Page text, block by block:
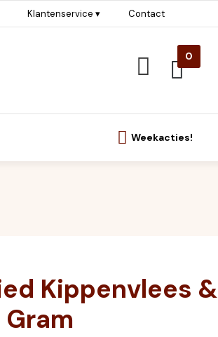
Klantenservice ▾ Contact
0
Weekacties!
Kippenvlees &